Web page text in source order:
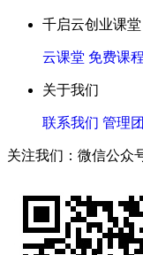
千启云创业课堂
云课堂 免费课程
关于我们
联系我们 管理
关注我们：微信公众